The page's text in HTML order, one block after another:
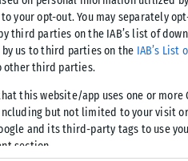
your opt-out. You may separately
third parties on the IAB’s list of
by us to third parties on the IAB’s List
other third parties.
this website/app uses one or
but not limited to your visit
and its third-party tags to use
section.
τεράστια συναισθηματική
«charity idols» για